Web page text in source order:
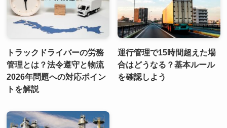
トラックドライバーの労務
管理とは？法令遵守と物流
2026年問題への対応ポイン
トを解説
運行管理で15時間超えた場
合はどうなる？基本ルール
を確認しよう